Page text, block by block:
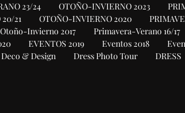
23/24 OTOÑO-INVIERNO 2023
21 OTOÑO-INVIERNO 2020
Otoño-Invierno 2017 Primavera-Verano 16/17
EVENTOS 2019 Eventos 2018
Deco & Design Dress Photo Tour DRESS